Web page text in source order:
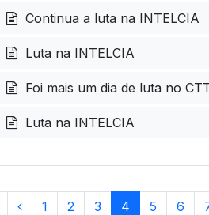
Continua a luta na INTELCIA
Luta na INTELCIA
Foi mais um dia de luta no
Luta na INTELCIA
1 2 3 4 5 6